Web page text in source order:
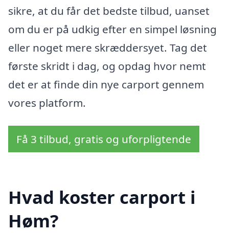
sikre, at du får det bedste tilbud, uanset
om du er på udkig efter en simpel løsning
eller noget mere skræddersyet. Tag det
første skridt i dag, og opdag hvor nemt
det er at finde din nye carport gennem
vores platform.
Få 3 tilbud, gratis og uforpligtende
Hvad koster carport i
Høm?